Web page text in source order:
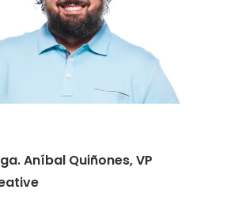
Aníbal Quiñones,VP